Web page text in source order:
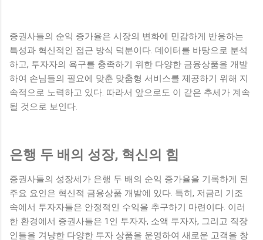
증권사들의 순익 증가율은 시장의 변화에 민감하게 반응하는
특성과 혁신적인 접근 방식 덕분이다. 데이터를 바탕으로 분석
하고, 투자자의 욕구를 충족하기 위한 다양한 금융상품을 개발
하여 손님들의 필요에 맞춘 맞춤형 서비스를 제공하기 위해 지
속적으로 노력하고 있다. 따라서 앞으로도 이 같은 추세가 계속
될 것으로 보인다.
은행 두 배의 성장, 혁신의 힘
증권사들의 성장세가 은행 두 배의 순익 증가율을 기록하게 된
주요 요인은 혁신적 금융상품 개발에 있다. 특히, 저금리 기조
속에서 투자자들은 안정적인 수익을 추구하기 마련이다. 이러
한 환경에서 증권사들은 1인 투자자, 소액 투자자, 그리고 직장
인들을 겨냥한 다양한 투자 상품을 운영하여 새로운 고객을 창